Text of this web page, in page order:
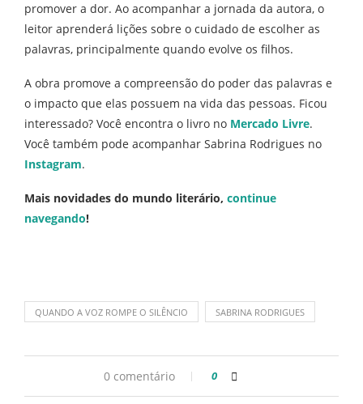
promover a dor. Ao acompanhar a jornada da autora, o
leitor aprenderá lições sobre o cuidado de escolher as
palavras, principalmente quando evolve os filhos.
A obra promove a compreensão do poder das palavras e
o impacto que elas possuem na vida das pessoas. Ficou
interessado? Você encontra o livro no Mercado Livre.
Você também pode acompanhar Sabrina Rodrigues no
Instagram.
Mais novidades do mundo literário, continue
navegando!
QUANDO A VOZ ROMPE O SILÊNCIO SABRINA RODRIGUES
0 comentário 0